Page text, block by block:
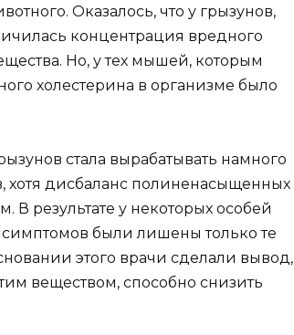
Оказалось, что у грызунов,
концентрация вредного
Но, у тех мышей, которым
холестерина в организме было
стала вырабатывать намного
дисбаланс полиненасыщенных
результате у некоторых особей
симптомов были лишены только те
этого врачи сделали вывод,
веществом, способно снизить